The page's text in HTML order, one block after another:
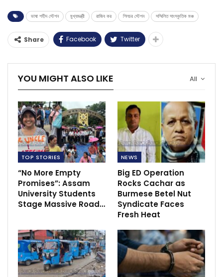
ভাষা শহীদ স্টেশন মুখ্যমন্ত্রী রাজিব কর শিলচর স্টেশন সম্মিলিত সাংস্কৃতিক মঞ্চ
Share Facebook Twitter
All
YOU MIGHT ALSO LIKE
TOP STORIES
“No More Empty
Promises”: Assam
University Students
Stage Massive Road…
NEWS
Big ED Operation
Rocks Cachar as
Burmese Betel Nut
Syndicate Faces
Fresh Heat